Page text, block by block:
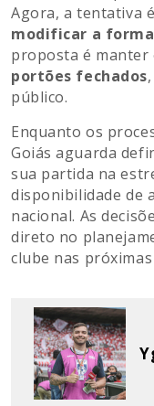
Agora, a tentativa
modificar a
proposta é manter
portões fechados
público.
Enquanto os
Goiás aguarda
sua partida na
disponibilidade de
nacional. As
direto no
clube nas